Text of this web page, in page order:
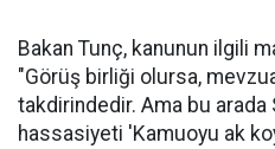
Bakan Tunç, kanunun ilgili
"Görüş birliği olursa,
takdirindedir. Ama bu arada
hassasiyeti 'Kamuoyu ak